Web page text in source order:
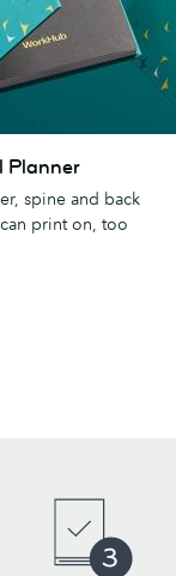
Planner
spine and back
print on, too